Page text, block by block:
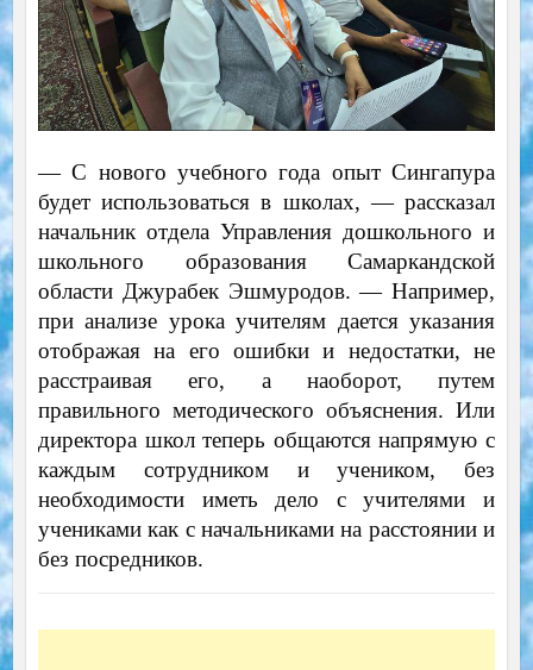
— С нового учебного года опыт Сингапура
будет использоваться в школах, — рассказал
начальник отдела Управления дошкольного и
школьного образования Самаркандской
области Джурабек Эшмуродов. — Например,
при анализе урока учителям дается указания
отображая на его ошибки и недостатки, не
расстраивая его, а наоборот, путем
правильного методического объяснения. Или
директора школ теперь общаются напрямую с
каждым сотрудником и учеником, без
необходимости иметь дело с учителями и
учениками как с начальниками на расстоянии и
без посредников.